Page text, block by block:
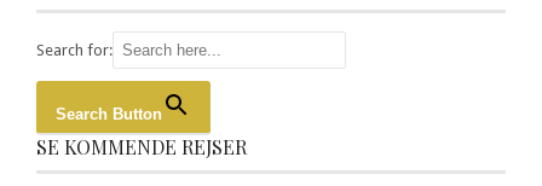
Search for:
Search Button
SE KOMMENDE REJSER